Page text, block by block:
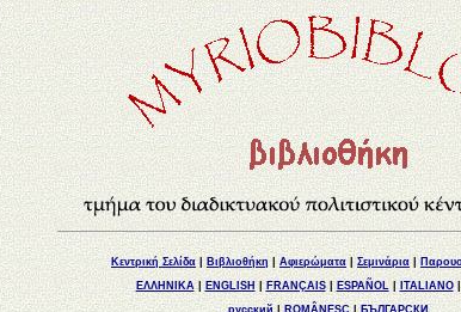
Κεντρική Σελίδα | Βιβλιοθήκη|Αφιερώματα|Σεμινάρια|
ΕΛΛΗΝΙΚΑ|ENGLISH|FRANÇAIS|ESPAÑOL|ITALIANO
русский|ROMÂNESC|БЪЛГАРСКИ